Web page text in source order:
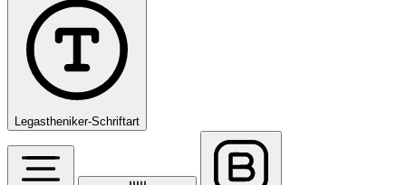
Legastheniker-Schriftart